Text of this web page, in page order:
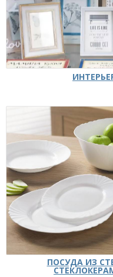
ПОСУДА ИЗ